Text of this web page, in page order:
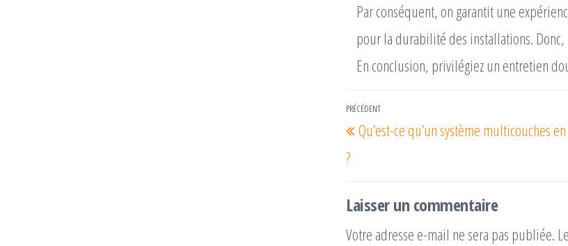
Par conséquent, on garantit une
pour la durabilité des installations.
En conclusion, privilégiez un entretien
Navigation
de
l’article
Article
précédent
PRÉCÉDENT
Qu’est-ce qu’un système multicouches
?
Laisser un commentaire
Votre adresse e-mail ne sera pas publiée.